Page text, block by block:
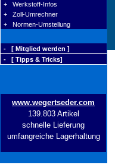
+ Werkstoff-Infos
+ Zoll-Umrechner
+ Normen-Umstellung
- [ Mitglied werden ]
- [ Tipps & Tricks]
www.wegertseder.com
139.803 Artikel
schnelle Lieferung
umfangreiche Lagerhaltung